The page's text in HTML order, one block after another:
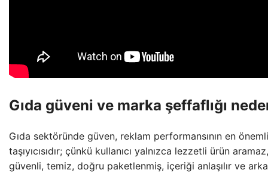
Gıda güveni ve marka şeffaflığı
Gıda sektöründe güven, reklam performansının en
taşıyıcısıdır; çünkü kullanıcı yalnızca lezzetli ürün
güvenli, temiz, doğru paketlenmiş, içeriği anlaşılır ve